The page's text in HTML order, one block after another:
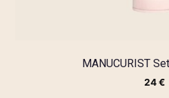
MANUCURIST
24€